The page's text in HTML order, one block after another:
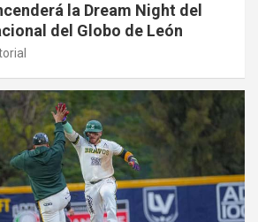
la Dream Night del
del Globo de León